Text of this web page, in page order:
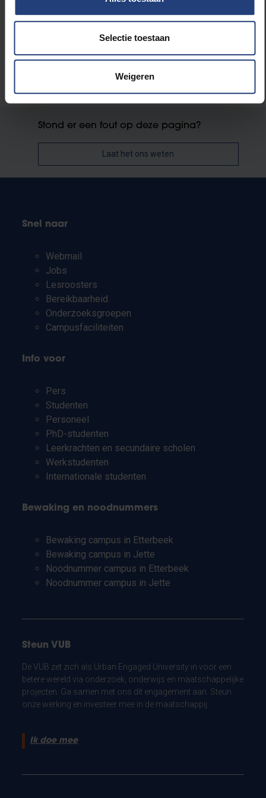
Selectie toestaan
Weigeren
Kunst en cultuur
Stond er een fout op deze pagina?
Laat het ons weten
Snel naar
Webmail
Jobs
Lesroosters
Bereikbaarheid
Onderzoeksgroepen
Campusfaciliteiten
Info voor
Pers
Studenten
Personeel
PhD-studenten
Leerkrachten en secundaire scholen
Werkstudenten
Internationale studenten
Bewaking en noodnummers
Bewaking campus in Etterbeek
Bewaking campus in Jette
Noodnummer campus in Etterbeek
Noodnummer campus in Jette
Steun VUB
De VUB zet zich als Urban Engaged University in voor een
betere wereld via onderzoek, onderwijs en maatschappelijke
projecten. Ga samen met ons dit engagement aan. Steun
onze werking en investeer mee in de maatschappij.
Ik doe mee